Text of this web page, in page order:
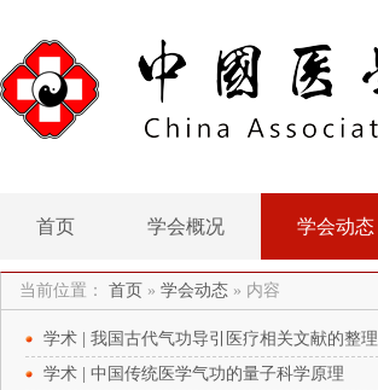
首页 学会概况 学会动态
当前位置： 首页 » 学会动态 » 内容
学术 | 我国古代气功导引医疗相关文献的整理
​学术 | 中国传统医学气功的量子科学原理